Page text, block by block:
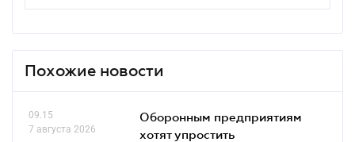
Похожие новости
09.15
7 августа 2026
Оборонным предприятиям
хотят упростить